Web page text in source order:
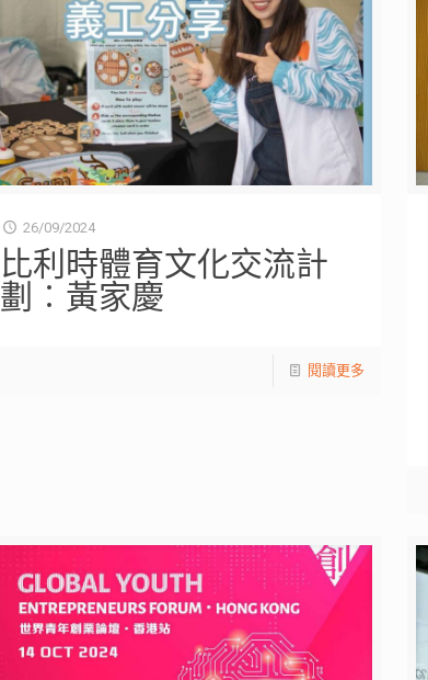
26/09/2024
比利時體育文化交流計
劃︰黃家慶
閱讀更多